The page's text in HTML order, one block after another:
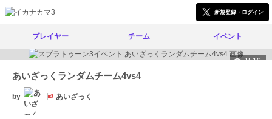
新規登録・ログイン
プレイヤー チーム イベント
1510
あいざっくランダムチーム4vs4
by あいざっく